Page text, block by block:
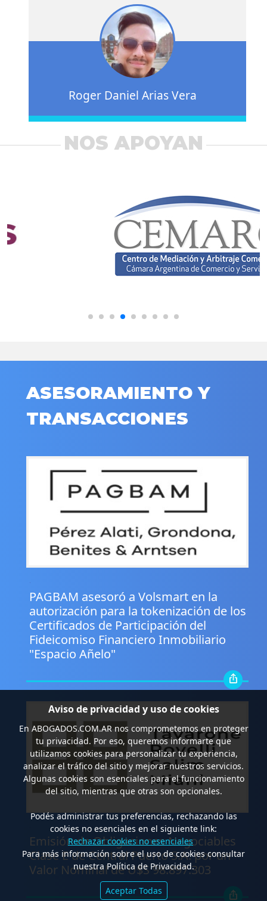
Roger Daniel Arias Vera
NOS APOYAN
ASESORAMIENTO Y
TRANSACCIONES
PAGBAM asesoró a Volsmart en la
autorización para la tokenización de los
Certificados de Participación del
Fideicomiso Financiero Inmobiliario
"Espacio Añelo"
Emisión de Obligaciones Negociables
Clase E de Central Puerto S.A. por un
Valor Nominal de U$S 98.897.303
Aviso de privacidad y uso de cookies
En ABOGADOS.COM.ARnos comprometemos en proteger
tu privacidad. Por eso, queremos informarte que
utilizamos cookies para personalizar tu experiencia,
analizar el tráfico del sitio y mejorar nuestros servicios.
Algunas cookies son esenciales para el funcionamiento
del sitio, mientras que otras son opcionales.
Podés administrar tus preferencias, rechazando las
cookies no esenciales en el siguiente link:
Rechazar cookies no esenciales
Para más información sobre el uso de cookies consultar
nuestra Política de Privacidad.
Aceptar Todas